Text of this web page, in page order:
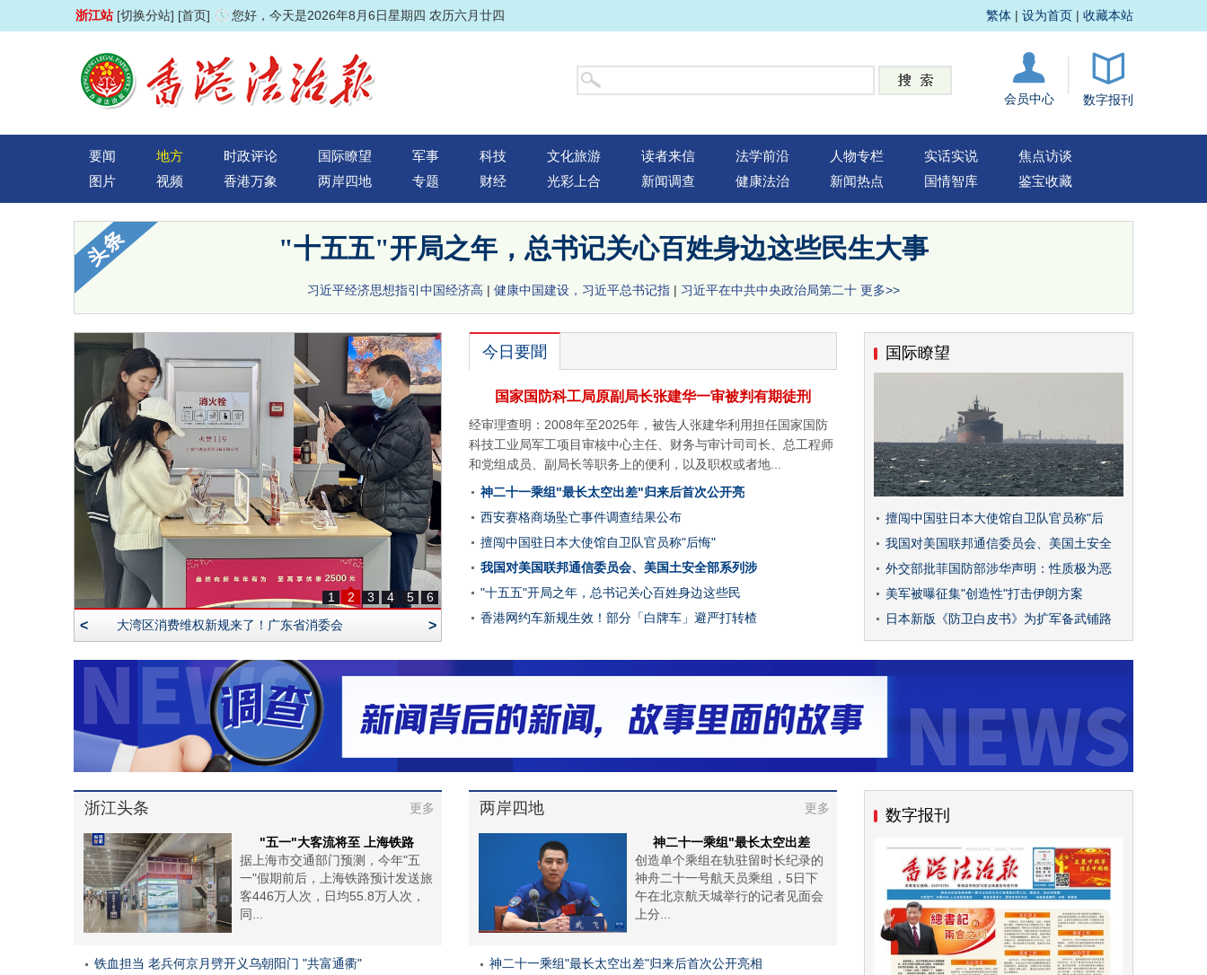
浙江站 [切换分站] [首页] 您好，今天是2026年8月6日星期四 农历六月廿四 繁体 | 设为首页 | 收藏本站
会员中心 数字报刊
要闻 地方 时政评论 国际瞭望 军事 科技 文化旅游 读者来信 法学前沿 人物专栏 实话实说
焦点访谈
图片
视频 香港万象 两岸四地 专题 财经 光彩上合 新闻调查 健康法治 新闻热点 国情智库 鉴宝收藏
"十五五"开局之年，总书记关心百姓身边这些民生大事
习近平经济思想指引中国经济高 | 健康中国建设，习近平总书记指 | 习近平在中共中央政治局第二十 更多>>
6
5
4
3
2
1
< 大湾区消费维权新规来了！广东省消委会 >
今日要聞
国家国防科工局原副局长张建华一审被判有期徒刑
经审理查明：2008年至2025年，被告人张建华利用担任国家国防
科技工业局军工项目审核中心主任、财务与审计司司长、总工程师
和党组成员、副局长等职务上的便利，以及职权或者地...
神二十一乘组"最长太空出差"归来后首次公开亮
西安赛格商场坠亡事件调查结果公布
擅闯中国驻日本大使馆自卫队官员称"后悔"
我国对美国联邦通信委员会、美国土安全部系列涉
"十五五"开局之年，总书记关心百姓身边这些民
香港网约车新规生效！部分「白牌车」避严打转楂
国际瞭望
擅闯中国驻日本大使馆自卫队官员称"后
我国对美国联邦通信委员会、美国土安全
外交部批菲国防部涉华声明：性质极为恶
美军被曝征集"创造性"打击伊朗方案
日本新版《防卫白皮书》为扩军备武铺路
浙江头条 更多
"五一"大客流将至 上海铁路
据上海市交通部门预测，今年"五
一"假期前后，上海铁路预计发送旅
客446万人次，日均55.8万人次，
同...
铁血担当 老兵何京月劈开义乌朝阳门 "共富通衢"
两岸四地 更多
神二十一乘组"最长太空出差
创造单个乘组在轨驻留时长纪录的
神舟二十一号航天员乘组，5日下
午在北京航天城举行的记者见面会
上分...
神二十一乘组"最长太空出差"归来后首次公开亮相
数字报刊